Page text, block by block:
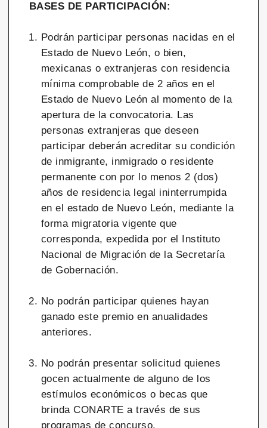
BASES DE PARTICIPACIÓN:
Podrán participar personas nacidas en el
Estado de Nuevo León, o bien,
mexicanas o extranjeras con residencia
mínima comprobable de 2 años en el
Estado de Nuevo León al momento de la
apertura de la convocatoria. Las
personas extranjeras que deseen
participar deberán acreditar su condición
de inmigrante, inmigrado o residente
permanente con por lo menos 2 (dos)
años de residencia legal ininterrumpida
en el estado de Nuevo León, mediante la
forma migratoria vigente que
corresponda, expedida por el Instituto
Nacional de Migración de la Secretaría
de Gobernación.
No podrán participar quienes hayan
ganado este premio en anualidades
anteriores.
No podrán presentar solicitud quienes
gocen actualmente de alguno de los
estímulos económicos o becas que
brinda CONARTE a través de sus
programas de concurso.